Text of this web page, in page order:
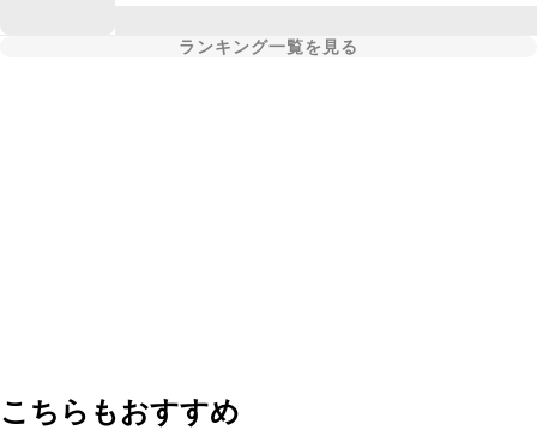
ランキング一覧を見る
こちらもおすすめ